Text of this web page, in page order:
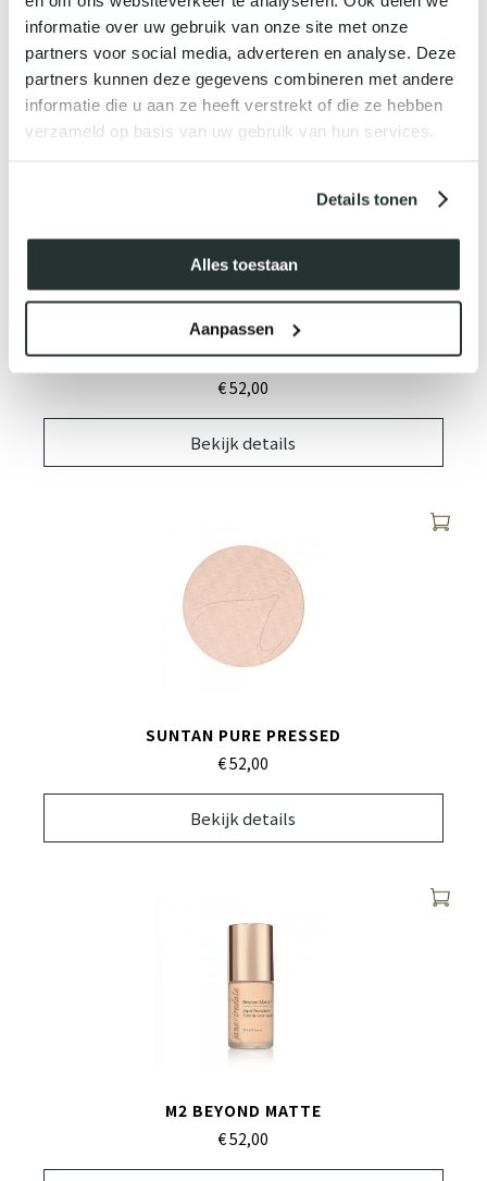
informatie over uw gebruik van onze site met onze
partners voor social media, adverteren en analyse. Deze
partners kunnen deze gegevens combineren met andere
informatie die u aan ze heeft verstrekt of die ze hebben
verzameld op basis van uw gebruik van hun services.
Details tonen
Alles toestaan
Aanpassen
€ 52,00
Bekijk details
NATURAL PURE PRESSED
€ 52,00
Bekijk details
SUNTAN PURE PRESSED
€ 52,00
Bekijk details
M2 BEYOND MATTE
€ 52,00